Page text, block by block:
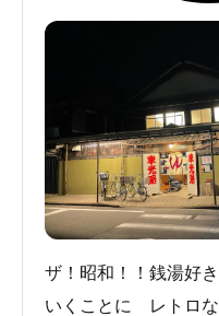
ザ！昭和！！銭湯好
いくことに レトロな